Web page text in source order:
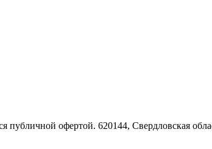
публичной офертой. 620144, Свердловская